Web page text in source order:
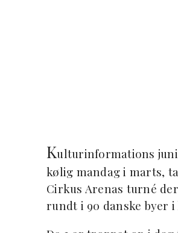
Kulturinformations
kølig mandag i marts,
Cirkus Arenas turné
rundt i 90 danske byer